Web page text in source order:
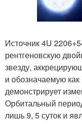
Источник 4U
рентгеновскую
звезду,
и обозначаемую
демонстрирует
Орбитальный
лишь 9, 5 суток и